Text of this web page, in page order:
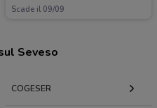
Scade il 09/09
Seveso
COGESER